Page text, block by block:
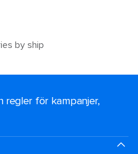
by ship
regler för kampanjer,